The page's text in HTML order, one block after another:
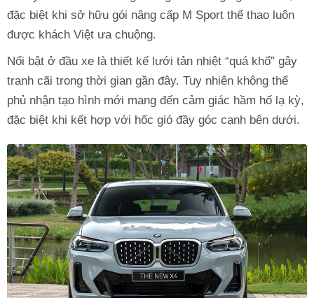
đặc biệt khi sở hữu gói nâng cấp M Sport thể thao luôn
được khách Việt ưa chuộng.
Nổi bật ở đầu xe là thiết kế lưới tản nhiệt “quá khổ” gây
tranh cãi trong thời gian gần đây. Tuy nhiên không thể
phủ nhận tạo hình mới mang đến cảm giác hầm hố lạ kỳ,
đặc biệt khi kết hợp với hốc gió đầy góc cạnh bên dưới.